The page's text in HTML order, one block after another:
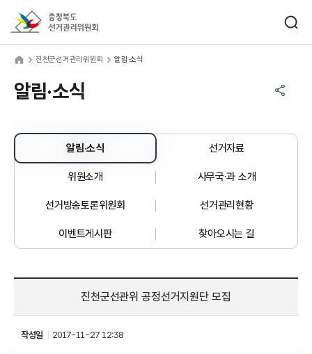
진천군선거관리위원회 알림·소식
알림·소식
알림·소식 선거자료
위원소개 사무국·과 소개
선거방송토론위원회 선거관리현황
이벤트게시판 찾아오시는 길
진천군선관위 공정선거지원단 모집
작성일 2017-11-27 12:38